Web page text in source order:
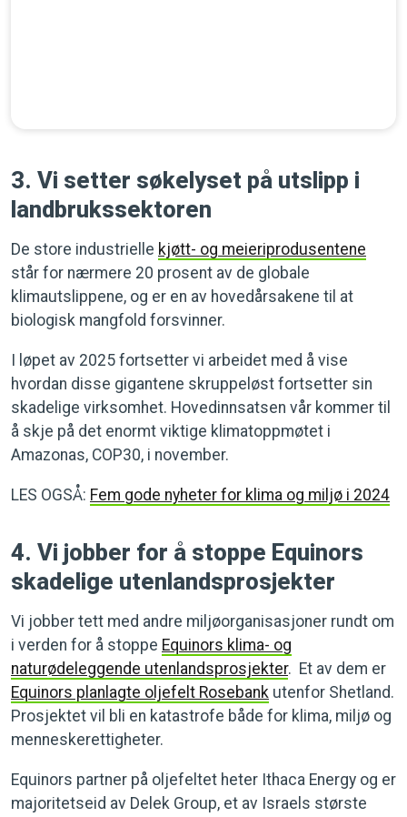
3. Vi setter søkelyset på utslipp i
landbrukssektoren
De store industrielle kjøtt- og meieriprodusentene
står for nærmere 20 prosent av de globale
klimautslippene, og er en av hovedårsakene til at
biologisk mangfold forsvinner.
I løpet av 2025 fortsetter vi arbeidet med å vise
hvordan disse gigantene skruppeløst fortsetter sin
skadelige virksomhet. Hovedinnsatsen vår kommer til
å skje på det enormt viktige klimatoppmøtet i
Amazonas, COP30, i november.
LES OGSÅ: Fem gode nyheter for klima og miljø i 2024
4. Vi jobber for å stoppe Equinors
skadelige utenlandsprosjekter
Vi jobber tett med andre miljøorganisasjoner rundt om
i verden for å stoppe Equinors klima- og
naturødeleggende utenlandsprosjekter. Et av dem er
Equinors planlagte oljefelt Rosebank utenfor Shetland.
Prosjektet vil bli en katastrofe både for klima, miljø og
menneskerettigheter.
Equinors partner på oljefeltet heter Ithaca Energy og er
majoritetseid av Delek Group, et av Israels største